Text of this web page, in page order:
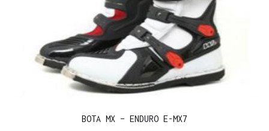
BOTA MX – ENDURO E-MX7